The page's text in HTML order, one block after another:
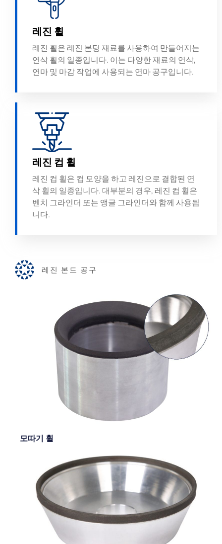
레진 휠
레진 휠은 레진 본딩 재료를 사용하여 만들어지는
연삭 휠의 일종입니다. 이는 다양한 재료의 연삭,
연마 및 마감 작업에 사용되는 연마 공구입니다.
레진 컵 휠
레진 컵 휠은 컵 모양을 하고 레진으로 결합된 연
삭 휠의 일종입니다. 대부분의 경우, 레진 컵 휠은
벤치 그라인더 또는 앵글 그라인더와 함께 사용됩
니다.
레진 본드 공구
모따기 휠